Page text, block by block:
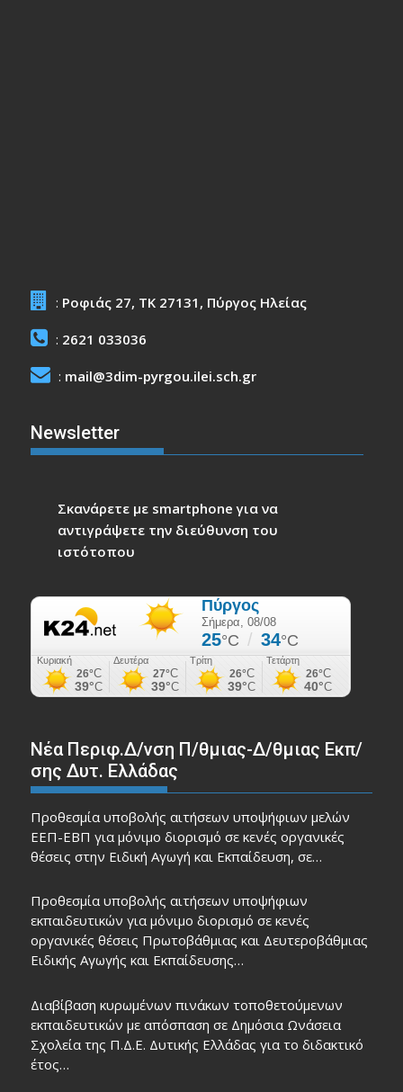
: Ροφιάς 27, ΤΚ 27131, Πύργος Ηλείας
: 2621 033036
: mail@3dim-pyrgou.ilei.sch.gr
Newsletter
Σκανάρετε με smartphone για να
αντιγράψετε την διεύθυνση του
ιστότοπου
Νέα Περιφ.Δ/νση Π/θμιας-Δ/θμιας Εκπ/
σης Δυτ. Ελλάδας
Προθεσμία υποβολής αιτήσεων υποψήφιων μελών
ΕΕΠ-ΕΒΠ για μόνιμο διορισμό σε κενές οργανικές
θέσεις στην Ειδική Αγωγή και Εκπαίδευση, σε…
Προθεσμία υποβολής αιτήσεων υποψήφιων
εκπαιδευτικών για μόνιμο διορισμό σε κενές
οργανικές θέσεις Πρωτοβάθμιας και Δευτεροβάθμιας
Ειδικής Αγωγής και Εκπαίδευσης…
Διαβίβαση κυρωμένων πινάκων τοποθετούμενων
εκπαιδευτικών με απόσπαση σε Δημόσια Ωνάσεια
Σχολεία της Π.Δ.Ε. Δυτικής Ελλάδας για το διδακτικό
έτος…